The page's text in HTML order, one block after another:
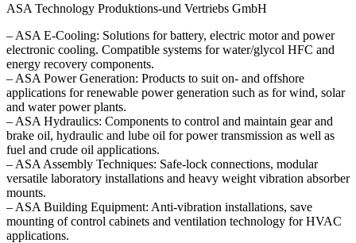
ASA Technology Produktions-und Vertriebs GmbH
– ASA E-Cooling: Solutions for battery, electric motor and power
electronic cooling. Compatible systems for water/glycol HFC and
energy recovery components.
– ASA Power Generation: Products to suit on- and offshore
applications for renewable power generation such as for wind, solar
and water power plants.
– ASA Hydraulics: Components to control and maintain gear and
brake oil, hydraulic and lube oil for power transmission as well as
fuel and crude oil applications.
– ASA Assembly Techniques: Safe-lock connections, modular
versatile laboratory installations and heavy weight vibration absorber
mounts.
– ASA Building Equipment: Anti-vibration installations, save
mounting of control cabinets and ventilation technology for HVAC
applications.